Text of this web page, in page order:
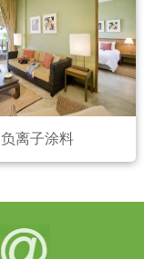
负离子涂料